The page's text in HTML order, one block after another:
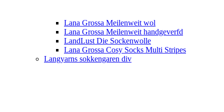
Lana Grossa Meilenweit wol
Lana Grossa Meilenweit handgeverfd
LandLust Die Sockenwolle
Lana Grossa Cosy Socks Multi Stripes
Langyarns sokkengaren div